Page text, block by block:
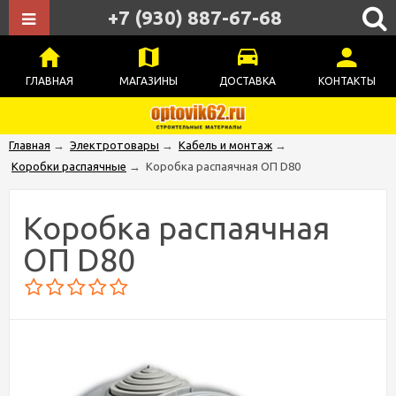
ГЛАВНАЯ МАГАЗИНЫ ДОСТАВКА КОНТАКТЫ
+7 (930) 887-67-68
Главная → Электротовары → Кабель и монтаж →
Коробки распаячные → Коробка распаячная ОП D80
Коробка распаячная
ОП D80